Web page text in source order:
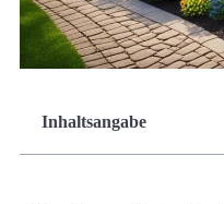
Inhaltsangabe